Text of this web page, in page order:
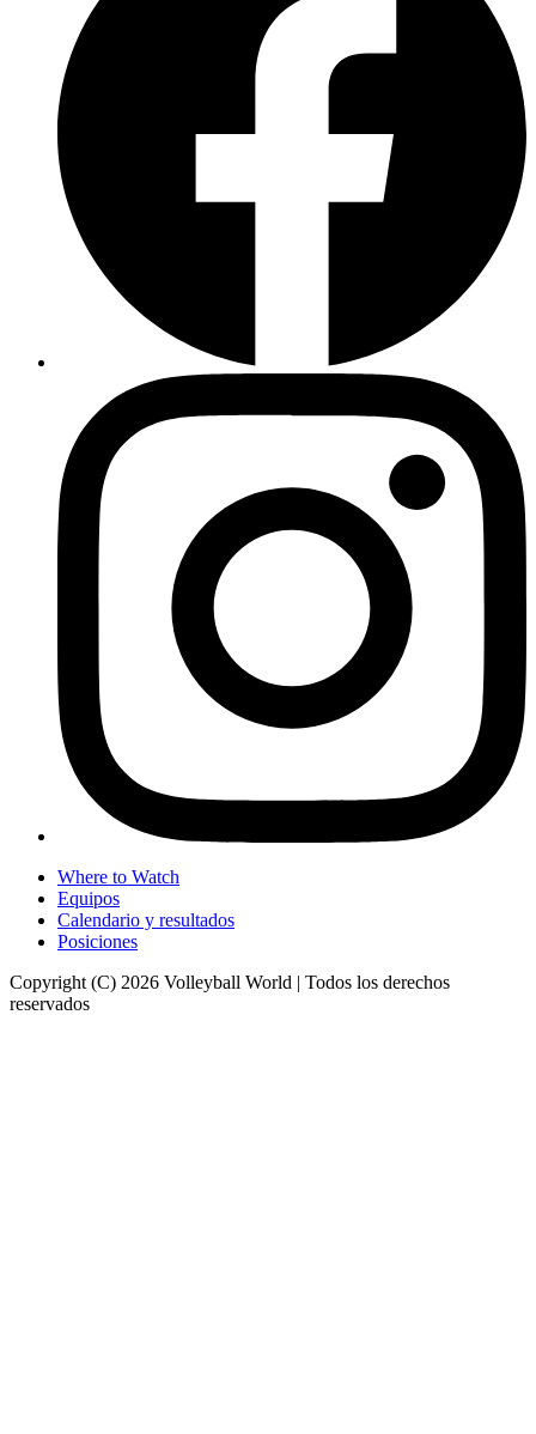
Where to Watch
Equipos
Calendario y resultados
Posiciones
Copyright (C) 2026 Volleyball World | Todos los derechos
reservados